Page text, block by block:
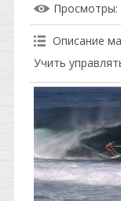
Просмотры:
Описание
Учить